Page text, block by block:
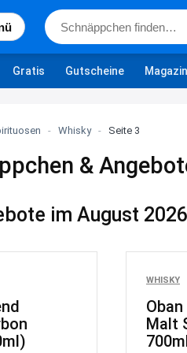
Gratis Gutscheine Magazin
- Whisky - Seite 3
&
im August
WHISKY
Malt